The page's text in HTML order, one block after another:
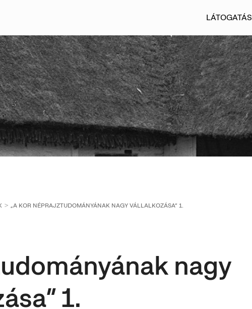
LÁTOGATÁS
„A KOR NÉPRAJZTUDOMÁNYÁNAK NAGY VÁLLALKOZÁSA” 1.
nagy
1.